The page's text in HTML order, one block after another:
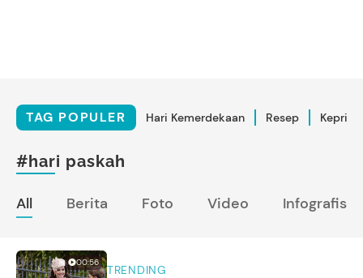
TAG POPULER Hari Kemerdekaan Resep
#hari paskah
All Berita Foto Video Infografis
00:56 TRENDING